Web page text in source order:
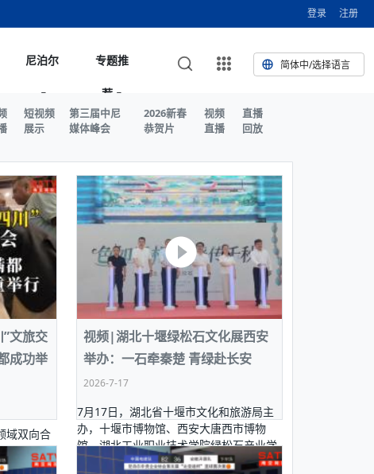
登录 注册
发布安全防
主席班达里
院选举答记者
文化中心成
的第
国文化中心成
展览在尼泊尔
春天吞噬了冬
外开放
发布启事（面
：趣味竞技燃
化中尼文旅合
医疗队护航
路”合作与创
纪实
纪实
访尼泊尔
州参加亚运会
尼泊尔赛区预
安艺青、陈俐
加都大学苏
中尼文化交流
泊尔赛区选拔
・孔院” 短视
（尼泊尔赛
海外预选赛尼
实施
泊尔肿瘤医
"抵尼 加都
：温情守护
的公益暖流
航线
都
王博接受人
年最大洪峰考
复盘：尼印关系转折如何间接影
境局势
“香”约：一座城与一枚香包双向
归雪域，两度西行赴拉萨
行：故土羁绊与青年外流困境交
文明互鉴 首部直译尼泊尔文版
尼正式首发
冠军西班牙队颁奖
荣誉
“默默无闻”到全球竞争者
最长寿奥运冠军离世
南京造！
夫正式实施“世代禁烟令”
成“致命一击”有多快
创伤留在“记忆阁楼”
吃太多烤红薯（不是因为容易
域天妃：尺尊公主传奇》 第七
艺传承与文明共生 第九
域天妃：尺尊公主传奇》 第七
传承与文明共生 第八
域天妃：尺尊公主传奇》 第七
传承与文明共生 第七
域天妃：尺尊公主传奇》 第七
域天妃：尺尊公主传奇》 第七
艺传承与文明共生 第五
国记者看大运：通过体育赛事见
带来激情与欢乐
尔乒乓球选手：中国队太强，想
尔参赛队员武术比赛赢得喝彩
生今日出征大运会：在尼华侨捐
运在欢庆与惜别中落幕
一届亚运会”闭幕，未来，何以
破百，印度总理莫迪点赞
冠军巴希姆：“亚运会就像是奥运
印度“蟑螂运动”升级：万名学生无视禁令游行 警方
催泪瓦斯驱散致180人受伤
美国男子涉嫌非法越境进入尼泊尔 在印尼边境被
印度下调汽油、柴油及航空煤油出口关税 新税率6
月1日起生效
印度多地遭遇极端热浪 新德里气温突破45°C
影星维杰“逆袭”登顶！印度一邦政坛迎来大洗牌
华为尼泊尔公司举办2026 科技前沿：媒体对话 助
力尼泊尔数字化转型
尼泊尔巴克塔普尔 新年迎来旅游高峰
尼泊尔经济运行简报，金融承压与发展调整并行
斯瓦米倡议设立瑜伽部 尼泊尔部长调侃“让腐败分
子去冥想”
尼泊尔比拉德讷格尔一实习医生坠楼身亡
21人死亡
开普省安全部队与巴塔恐怖分子冲突升级，造成民
众大规模逃离家园
巴基斯坦削减LNG进口：取消21船合同并寻求卡
塔尔供气调整
巴基斯坦旁遮普省遭严重雾霾侵袭，多城空气质量
达危险水平
夏巴兹总理将派遣巴基斯坦青年赴沙特参与“2030
愿景”项目
孟加拉前总理卡莉达·齐亚因病情“非常危急”入院治
疗
孟加拉国土豆供过于求，价格跌破每公斤20塔卡
孟加拉辍学率上升令人担忧
安徽凌家滩文化图片展在孟加拉国开幕
孟加拉国登革热感染病例超1.5万 死亡58人
斯里兰卡监狱爆发帮派大乱斗 已致25死百余人受
伤 军方紧急入驻维稳
斯里兰卡百年最强飓风致茶园成“荒地” 工人生计受
重挫
斯里兰卡飓风死亡人数超过200人
司机、站长等核心岗位
孟加拉国人被骗赴俄：合法移民沦为俄乌战场“消
马尔代夫旅游业势头强劲：入境游客突破180万 中
国仍是最大客源国
印度洋稳定成为马澳第二次高级官员会谈首要议题​
马尔代夫实施“世代烟草禁令” 教育部长称开创全球
马尔代夫实施“世代禁烟令” 外国游客也需遵守
马尔代夫杜拉杜环礁米德岛30吨制冰厂及50吨储
不丹举办2025全球和平祈祷节
不丹帕罗嘎查乡向日葵产量占全国一半 农户盼增
大型榨油设备
不丹赌博与线上诈骗问题严峻 政府加强打击但挑
战仍存
2025年米其林钥匙奖揭晓：不丹三家酒店获殊荣
不丹公务员人工智能技能缺口凸显 亟需开展针对
性培训
视频| 中国驻尼泊尔使馆举办招待会 隆重庆祝中
国人民解放军建军99周年
视频| “锦绣天府·安逸四川”文旅交流座谈会在尼泊
视频|湖北十堰绿松石文化展西安举办：一石牵秦
楚 青绿赴长安
视频| 英国知名美妆品牌 The Body Shop 在帕坦
Labim Mall 正式开业
从雪域高原到尼泊尔：第三届“石榴籽杯”草原足球
邀请赛6月20日山南启幕，跨国球队共
泊尔 视频| 南亚网视航拍加德满都：蓝花楹怒放的城市
杜利凯尔六车道高速加速建设中
视频| 朱红漫天：尼泊尔新年最“红”的节日
视频| 曾经打碟的手 如今签署逮捕令：苏丹·古隆
【视频】尼泊尔新政府成立以来，都做了些什么？
“闯”
南亚网络电视丨特朗普称如果选举人团投票给拜
登，他将离开白宫
南亚网络电视丨亚洲最穷的国家不丹-拿10元人民
币，在不丹能干什么
南亚网络电视丨为何中丹边境通婚普遍？看了不丹
姑娘真实生活，难怪想嫁到中国！
南亚网络电视丨印军闯下弥天大祸！机枪扫射联合
国车队，或永久失去入常资格
游眼 走进蓝毗尼：探寻佛陀诞生地的和平与宁静
视频| 千年雨神巡游：尼泊尔拉托·马钦德拉纳特
节的信仰与狂欢
南亚网视SATV｜探访加德满都文殊菩萨修行地勋
部（猴庙）感悟朝圣之旅
南亚网视SATV丨尼泊尔博达纳大佛塔
南亚网络电视丨中国版的“马尔代夫”，海水清澈风
景如画，宛如画中世界
原创 尼泊尔迎来正宗中国味：福盛中餐厅盛大开业
南亚网视衷心祝愿尼泊尔人民以及全球尼泊尔朋友
们德赛节快乐！
​释迦牟尼佛诞辰2569周年：千年智慧的当代回响
视频 | 中华人民共和国成立75周年庆祝活动在多
视频：第16届“汉语桥”世界中学生中文比赛 一号
选手
会客厅
南亚网视《SATV新闻会客厅》专访喜马拉雅航空
总裁周恩永：云端架虹桥 翼展新丝路
南亚网视《SATV新闻会客厅》专访中国著名导演
谢飞先生
动 改善河道生态环境
南亚网视《SATV新闻会客厅》专访尼泊尔旅游局
局长Mani Raj Lamichhane
南亚网视《SATV新闻会客厅》专访尼泊尔国际电
影节入围中国影片《巴彦查干》导演复强先
肃环县
南亚网视 SATV | 甘肃环县3 3米大锅烹煮66只
羊，你想不想来一口？
南亚网视 SATV | 环州故城！环县
南亚网视 SATV | 秒懂！环州故城的“由来”
南亚网视 SATV | 遇见环县
华诞
南亚网视丨百年华诞：草原上升起不落的太阳（关
利宁，中国水电十一工程局上马相迪电站
南亚网视丨百年华诞：少年（合唱，中国电建尼泊
尔代表处）
南亚网视丨百年华诞：绒花（侯艳琪大使）
南亚网视丨百年华诞：歌唱祖国（合唱，尼泊尔博
卡拉华侨人华人协会）
南亚网视丨百年华诞：亲爱的中国我爱你（佳境，
尼泊尔华侨华人协会推荐）
看中国
外国青年“看中国” 巴西圣保罗大学教授-向世界展
示不一样的中国
南亚网视SATV丨《米拉看中国》 第八集：广场舞
(下)
南亚网视丨《米拉看中国》第二集 走进中国 认识
中国
南亚网视丨《米拉看中国》笫三集：浓情中国 趣
味人生
体育
视频| 从城市漫步到乡村漫步：外国创作者在中国
农村的发现
尼泊尔中资企业协会举办第二届“华为杯”篮球赛
（实况3）
尼泊尔中资企业协会举办第二届“华为杯”篮球赛
南亚网视 SATV |莫迪政府动作不断，对印控克什
南亚网视｜成锡忠看世界 俄乌战争会打多久？美
前高官已经定性，美国想实现三个战略目
南亚网视｜成锡忠看世界 我的联合国维和行动经
香港卫视南亚网视《一周新闻综述》2023第23期
（总第039期）
香港卫视南亚网视《一周新闻综述》2023第22期
（总第038期）
俱乐部
CCTV-4央视海外观众俱乐部向全球华侨华人拜年
了！
直播
尼泊尔
尼泊尔头条
烟消费环境
尼泊尔油罐车为避让野鹿侧翻起火 消防一小时成
尼泊尔本财年发力稳就业 计划创造十万岗位 重拳
整治海外务工诈骗
尼泊尔绝食护士抗议进入第五天 卫生部长回应并
承诺继续谈判
尼泊尔乡域冲突引舆论乱象 多家媒体社交账号传
播煽动性内容遭整治
综合新闻 尼泊尔拉利特普尔市 客车撞上高架桥致1死19伤
约6万考生面临不确定性
尼泊尔外交部首办“知识论坛” 推动学术研究与外交
决策深度融合
尼泊尔警方破获非法国际电话转接案 四人涉嫌网
络博彩被捕
网传涉宗教国策协议引争议 尼泊尔官方紧急辟
谣：未签署任何正式协定
尔萨带队团队失联
高院裁决倒逼产业转型 奇特旺大象骑游存废引争
议 伦理保护与地方民生两难博弈
尼泊尔马南县：雪山、圣湖与古寺交织的高原秘境
尼泊尔持续暴雨致全境交通瘫痪 多条国道关闭 数
百游客被困
11次登顶珠峰刷新女性纪录！“山地女王”拉克巴·
夏尔巴：荣光背后是半生漂泊与坚韧重
徒步旅行
尼泊尔春季徒步热升温 官方呼吁加强环保与安全
意识
木斯塘——从外国人的目的地，到如今尼泊尔人的
旅游热土​
来尼泊尔徒步为什么购买保险至关重要？
探索喜马拉雅山：尼泊尔徒步指南系列 - 系列 I
23名登山者成功登顶乔戈里峰
上榜酒店 加德满都旅馆：泰美尔区的传奇与地标
加德满都泰米尔雅乐轩酒店荣获环境管理认证
探索奢华：加德满都附近的顶级度假村
瓦尔纳巴斯博物馆酒店（Varnabas Museum
hotel）今天开业
木斯塘圣塔玛尼酒店被评为“2024最佳新酒店”
加德满都迎来夜生活新地标：XO俱乐部树立全新
标杆
Alev Kebab Sultanate 尼泊尔第一家土耳其中东
风味餐厅
值体验
从教师到厨师：吉塔在加德满都推广缅甸味道
图说尼泊尔 山体滑坡地区搜救行动正在进行中
风自山谷北--中国甘肃摄影家尼泊尔摄影展览
第 10 届纹身大会4 月 7 日-9 日在加德满都举行
尼泊尔节日
一个无需择日的吉日：走进尼泊尔的Akshaya
Tritiya
【相约帕坦杜巴广场】卡蒂克舞节：尼泊尔最古老
的文化舞蹈盛典，延续三百年的信仰与艺
乌鸦节：崇敬阎罗使者的传统与象征意义
提哈尔节（灯节）：灯火辉煌与手足情深的节日
旅游故事
尼泊尔登顶传奇明玛·夏尔巴：从登山者到行业引
领者 珠峰登山经济重回本土掌控
8000米之上：一位夏尔巴高山摄影师镜头中的人
从攀登世界之巅到组织巅峰探险：强·达瓦·夏尔巴
与“七峰探险”的传奇
普通市民写给“巴特巴特尼”董事长明·巴杜·古隆的
信：您必将再次崛起，而且更加强大
中尼龙舟赛
中尼友谊龙舟赛新闻发布会：中国驻尼使馆王欣参
赞讲话（实况）
通讯：尼泊尔费瓦湖上的龙舟赛
赛出国际友谊 中国四川龙舟队包揽首届“中尼友谊
专题推
荐首届中尼媒体峰会
助农致富
“首届中尼媒体峰会”系列报道四：
“首届中尼媒体峰会”系列报道五：
带一路”
“首届中尼媒体峰会“系列报道三：共
演绎中尼感人故事
“首届中尼媒体峰会”系列报道二：
结硕果
2023年中尼投资与经贸论
坛
中尼投资与经贸论坛举办：总理普
吉祥灯揭幕
中尼友谊龙舟赛
成都大运会
杭州亚运会
第二届中尼媒体峰会专题
尼泊尔中国新年系列庆祝
话动
第三届中尼媒体峰会
喜马拉雅航空
中尼航线迎新契机 喜马拉雅航空与
深化合作
新丝路
喜马拉雅航空开通拉萨——博克拉航
中丝路”再添通道
中尼建交70周年
中尼建交七十周年南亚网
视赴青海玉树系列活动报
道专题
俄乌軍事冲突 南亚网视SATV丨基辅多地爆炸：激
简体中/选择语言
短视频
展示
第三届中尼
媒体峰会
2026新春
恭贺片
视频
直播
直播
回放
文旅交
成功举
域双向合
省文化和
泊尔文旅
视频|湖北十堰绿松石文化展西安
举办：一石牵秦楚 青绿赴长安
2026-7-17
7月17日，湖北省十堰市文化和旅游局主
办，十堰市博物馆、西安大唐西市博物
馆、湖北工业职业技术学院绿松石产业学
院承办的《色如天相器传千秋——湖北·十